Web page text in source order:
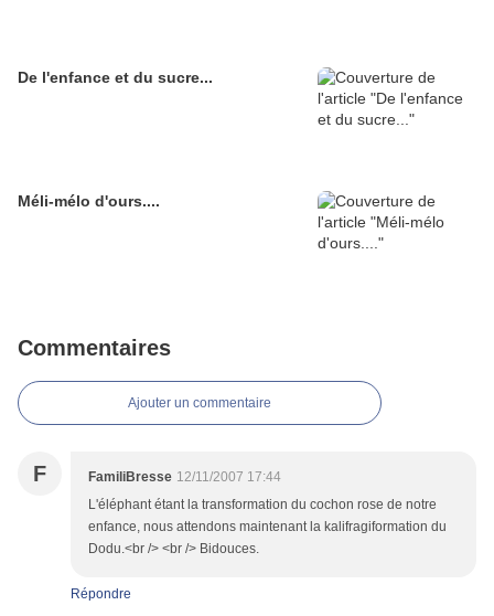
De l'enfance et du sucre...
Méli-mélo d'ours....
Commentaires
Ajouter un commentaire
F FamiliBresse 12/11/2007 17:44
L'éléphant étant la transformation du cochon rose de notre
enfance, nous attendons maintenant la kalifragiformation du
Dodu.<br /> <br /> Bidouces.
Répondre